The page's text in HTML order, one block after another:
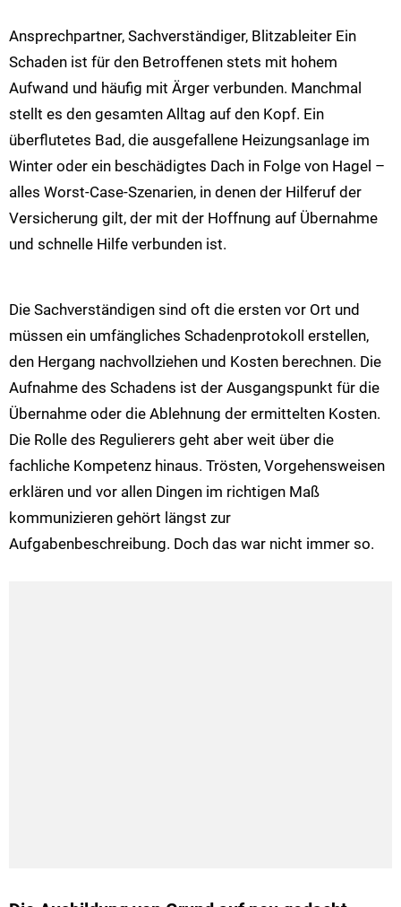
Ansprechpartner, Sachverständiger, Blitzableiter Ein
Schaden ist für den Betroffenen stets mit hohem
Aufwand und häufig mit Ärger verbunden. Manchmal
stellt es den gesamten Alltag auf den Kopf. Ein
überflutetes Bad, die ausgefallene Heizungsanlage im
Winter oder ein beschädigtes Dach in Folge von Hagel –
alles Worst-Case-Szenarien, in denen der Hilferuf der
Versicherung gilt, der mit der Hoffnung auf Übernahme
und schnelle Hilfe verbunden ist.
Die Sachverständigen sind oft die ersten vor Ort und
müssen ein umfängliches Schadenprotokoll erstellen,
den Hergang nachvollziehen und Kosten berechnen. Die
Aufnahme des Schadens ist der Ausgangspunkt für die
Übernahme oder die Ablehnung der ermittelten Kosten.
Die Rolle des Regulierers geht aber weit über die
fachliche Kompetenz hinaus. Trösten, Vorgehensweisen
erklären und vor allen Dingen im richtigen Maß
kommunizieren gehört längst zur
Aufgabenbeschreibung. Doch das war nicht immer so.